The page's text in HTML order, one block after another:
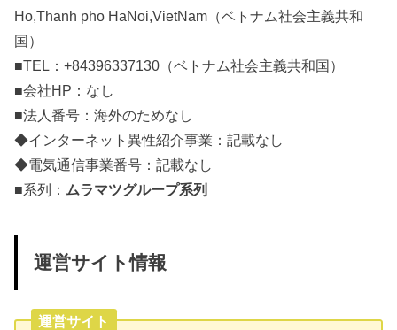
Ho,Thanh pho HaNoi,VietNam（ベトナム社会主義共和
国）
■TEL：+84396337130（ベトナム社会主義共和国）
■会社HP：なし
■法人番号：海外のためなし
◆インターネット異性紹介事業：記載なし
◆電気通信事業番号：記載なし
■系列： ムラマツグループ系列
運営サイト情報
運営サイト